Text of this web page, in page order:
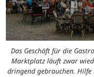
Das Geschäft für die
Marktplatz läuft zwar
dringend gebrauchen.